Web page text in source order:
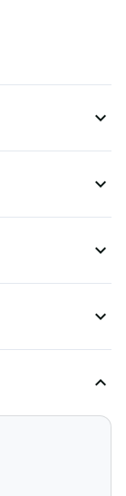
expand_more
expand_more
expand_more
expand_more
expand_more